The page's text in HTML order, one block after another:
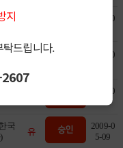
지
탁드립니다.
2009-0
태
2009-0
2009-0
5-11
국
유
2009-0
5-09